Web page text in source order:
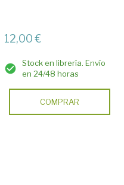
12,00 €
Stock en librería. Envío
en 24/48 horas
COMPRAR